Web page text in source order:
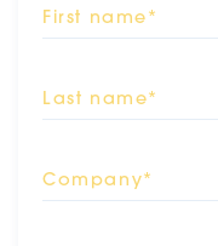
First name*
Last name*
Company*